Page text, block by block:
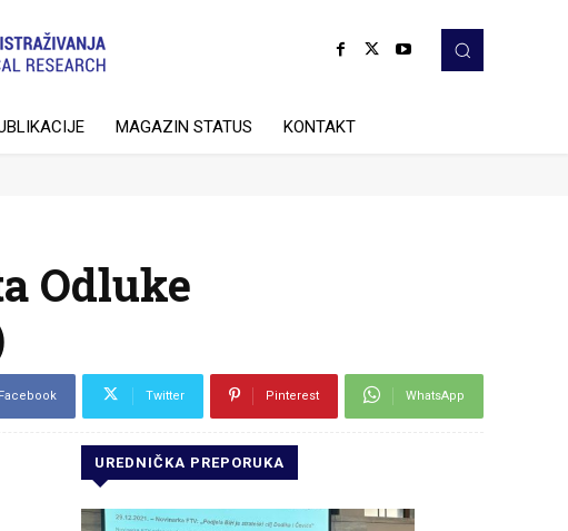
MAGAZIN STATUS KONTAKT
Odluke
Facebook Twitter Pinterest WhatsApp
UREDNIČKA PREPORUKA